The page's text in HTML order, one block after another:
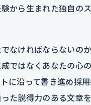
から生まれた独自の
でなければならないの
ではなくあなたの心
に沿って書き進め採
た説得力のある文章